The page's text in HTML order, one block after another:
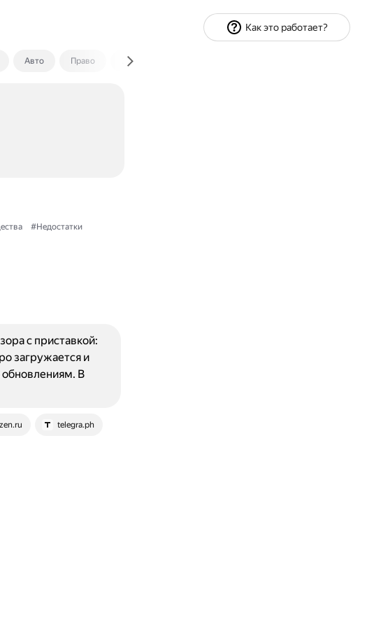
Авто Право Экономика и финансы
#Недостатки
telegra.ph
с приставкой:
загружается и
обновлениям. В
Как это работает?